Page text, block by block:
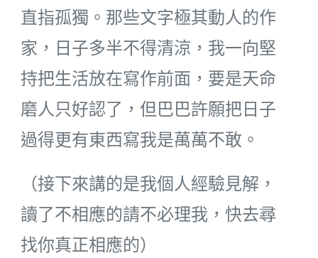
直指孤獨。那些文字極其動人的作
家，日子多半不得清涼，我一向堅
持把生活放在寫作前面，要是天命
磨人只好認了，但巴巴許願把日子
過得更有東西寫我是萬萬不敢。
（接下來講的是我個人經驗見解，
讀了不相應的請不必理我，快去尋
找你真正相應的）